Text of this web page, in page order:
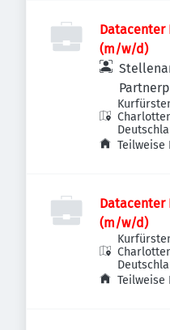
Datacenter
(m/w/d)
Teilweise
Datacenter
(m/w/d)
Teilweise